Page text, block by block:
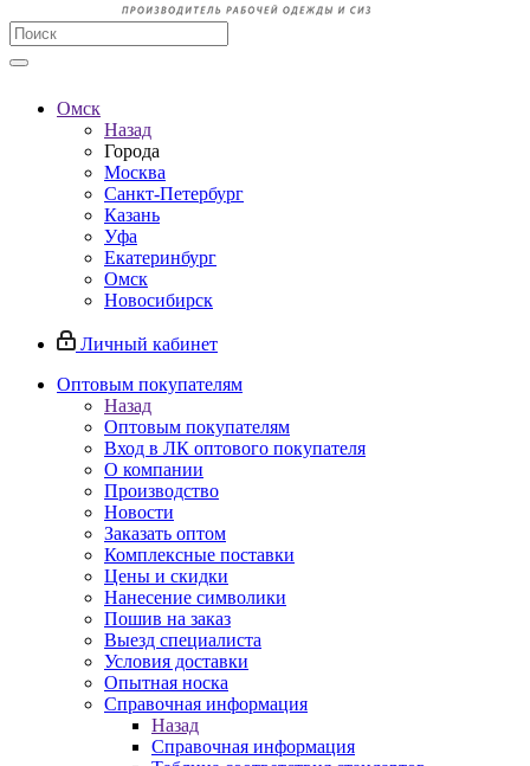
Омск
Назад
Города
Москва
Санкт-Петербург
Казань
Уфа
Екатеринбург
Омск
Новосибирск
Личный кабинет
Оптовым покупателям
Назад
Оптовым покупателям
Вход в ЛК оптового покупателя
О компании
Производство
Новости
Заказать оптом
Комплексные поставки
Цены и скидки
Нанесение символики
Пошив на заказ
Выезд специалиста
Условия доставки
Опытная носка
Справочная информация
Назад
Справочная информация